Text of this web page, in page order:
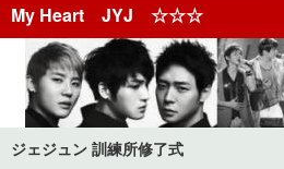
My Heart JYJ ☆☆☆
ジェジュン 訓練所修了式